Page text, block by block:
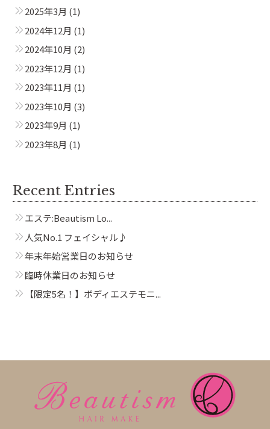
2025年3月 (1)
2024年12月 (1)
2024年10月 (2)
2023年12月 (1)
2023年11月 (1)
2023年10月 (3)
2023年9月 (1)
2023年8月 (1)
Recent Entries
エステ:Beautism Lo...
人気No.1 フェイシャル♪
年末年始営業日のお知らせ
臨時休業日のお知らせ
【限定5名！】ボディエステモニ...